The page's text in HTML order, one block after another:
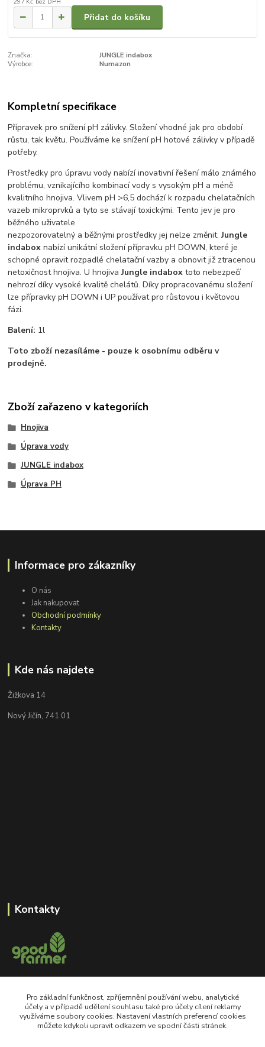
Přidat do košíku
Značka:
JUNGLE indabox
Výrobce:
Numazon
Kompletní specifikace
Přípravek pro snížení pH zálivky. Složení vhodné jak pro období
růstu, tak květu. Používáme ke snížení pH hotové zálivky v případě
potřeby.
Prostředky pro úpravu vody nabízí inovativní řešení málo známého
problému, vznikajícího kombinací vody s vysokým pH a méně
kvalitního hnojiva. Vlivem pH >6,5 dochází k rozpadu chelatačních
vazeb mikroprvků a tyto se stávají toxickými. Tento jev je pro
běžného uživatele
nezpozorovatelný a běžnými prostředky jej nelze změnit.Jungle
indabox nabízí unikátní složení přípravku pH DOWN, které je
schopné opravit rozpadlé chelatační vazby a obnovit již ztracenou
netoxičnost hnojiva. U hnojivaJungle indabox toto nebezpečí
nehrozí díky vysoké kvalitě chelátů. Díky propracovanému složení
lze přípravky pH DOWN i UP používat pro růstovou i květovou
fázi.
Balení: 1l
Toto zboží nezasíláme - pouze k osobnímu odběru v
prodejně.
Zboží zařazeno v kategoriích
Hnojiva
Úprava vody
JUNGLE indabox
Úprava PH
Informace pro zákazníky
O nás
Jak nakupovat
Obchodní podmínky
Kontakty
Kde nás najdete
Žižkova 14
Nový Jičín, 741 01
Kontakty
+420 605 550 660
Po-Pá, 8-18 hod
shop@goodfarmer.cz
Pro základní funkčnost, zpříjemnění používání webu, analytické
účely a v případě udělení souhlasu také pro účely cílení reklamy
využíváme soubory cookies. Nastavení vlastních preferencí cookies
můžete kdykoli upravit odkazem ve spodní části stránek.